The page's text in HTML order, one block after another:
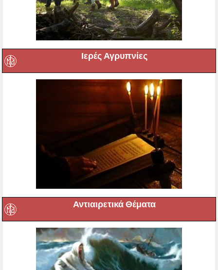
Ιερές Αγρυπνίες
Αντιαιρετικά Θέματα